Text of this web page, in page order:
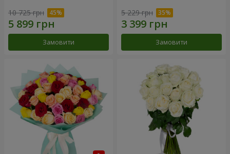
10 725 грн
Замовити
5 229 грн
Замовити